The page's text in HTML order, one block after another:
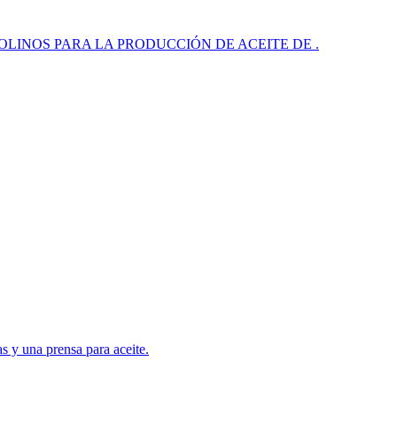
PARA LA PRODUCCIÓN DE ACEITE DE .
una prensa para aceite.